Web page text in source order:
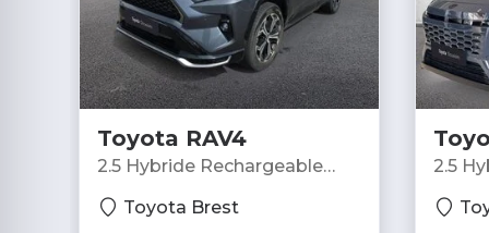
Ouverture des vitres séquentielle
Pare-brise chauffant
Phares avant LED
Poignées ton carrosserie
Prise 12V
Toyota RAV4
2.5 Hybride Rechargeable
MY24 - SUV
Toyota Brest
2.5